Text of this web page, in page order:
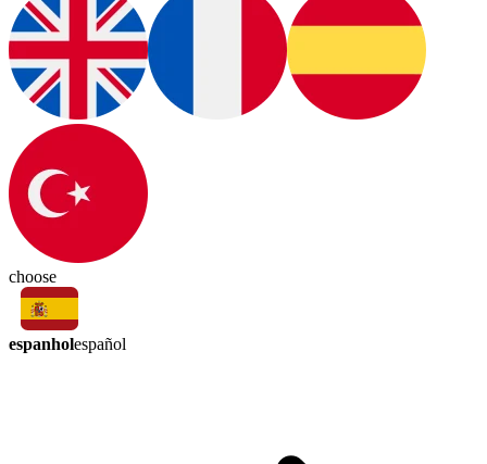
choose
espanholespañol